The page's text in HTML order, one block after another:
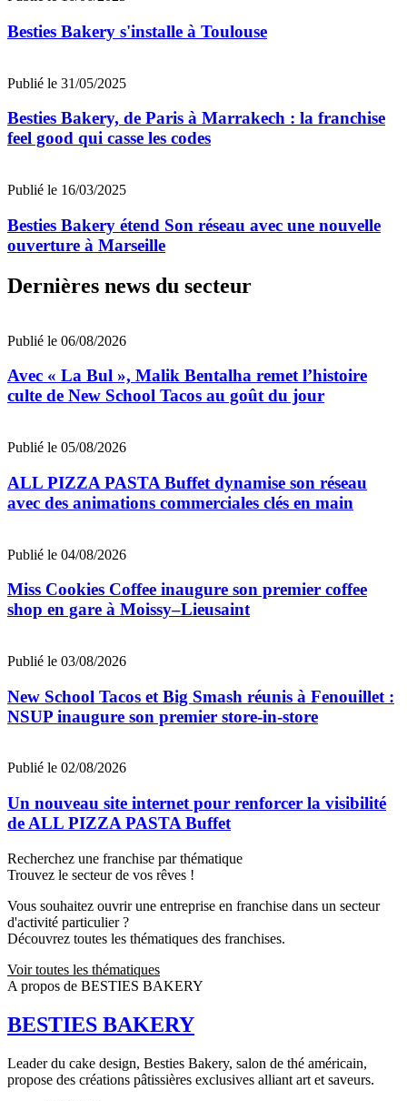
Besties Bakery s'installe à Toulouse
Publié le 31/05/2025
Besties Bakery, de Paris à Marrakech : la franchise
feel good qui casse les codes
Publié le 16/03/2025
Besties Bakery étend Son réseau avec une nouvelle
ouverture à Marseille
Dernières news du secteur
Publié le 06/08/2026
Avec « La Bul », Malik Bentalha remet l’histoire
culte de New School Tacos au goût du jour
Publié le 05/08/2026
ALL PIZZA PASTA Buffet dynamise son réseau
avec des animations commerciales clés en main
Publié le 04/08/2026
Miss Cookies Coffee inaugure son premier coffee
shop en gare à Moissy–Lieusaint
Publié le 03/08/2026
New School Tacos et Big Smash réunis à Fenouillet :
NSUP inaugure son premier store-in-store
Publié le 02/08/2026
Un nouveau site internet pour renforcer la visibilité
de ALL PIZZA PASTA Buffet
Recherchez une franchise par thématique
Trouvez le secteur de vos rêves !
Vous souhaitez ouvrir une entreprise en franchise dans un secteur
d'activité particulier ?
Découvrez toutes les thématiques des franchises.
Voir toutes les thématiques
A propos de BESTIES BAKERY
BESTIES BAKERY
Leader du cake design, Besties Bakery, salon de thé américain,
propose des créations pâtissières exclusives alliant art et saveurs.